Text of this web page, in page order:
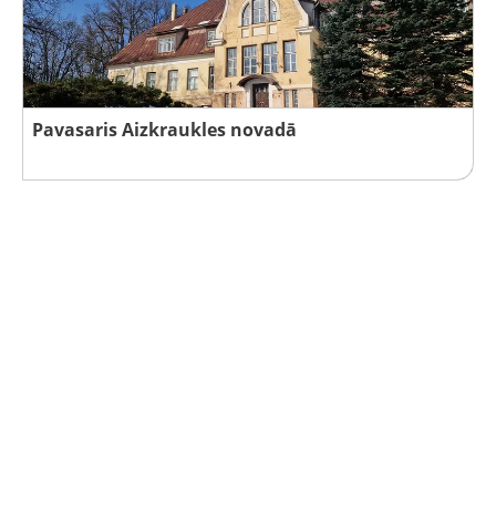
Pavasaris Aizkraukles novadā